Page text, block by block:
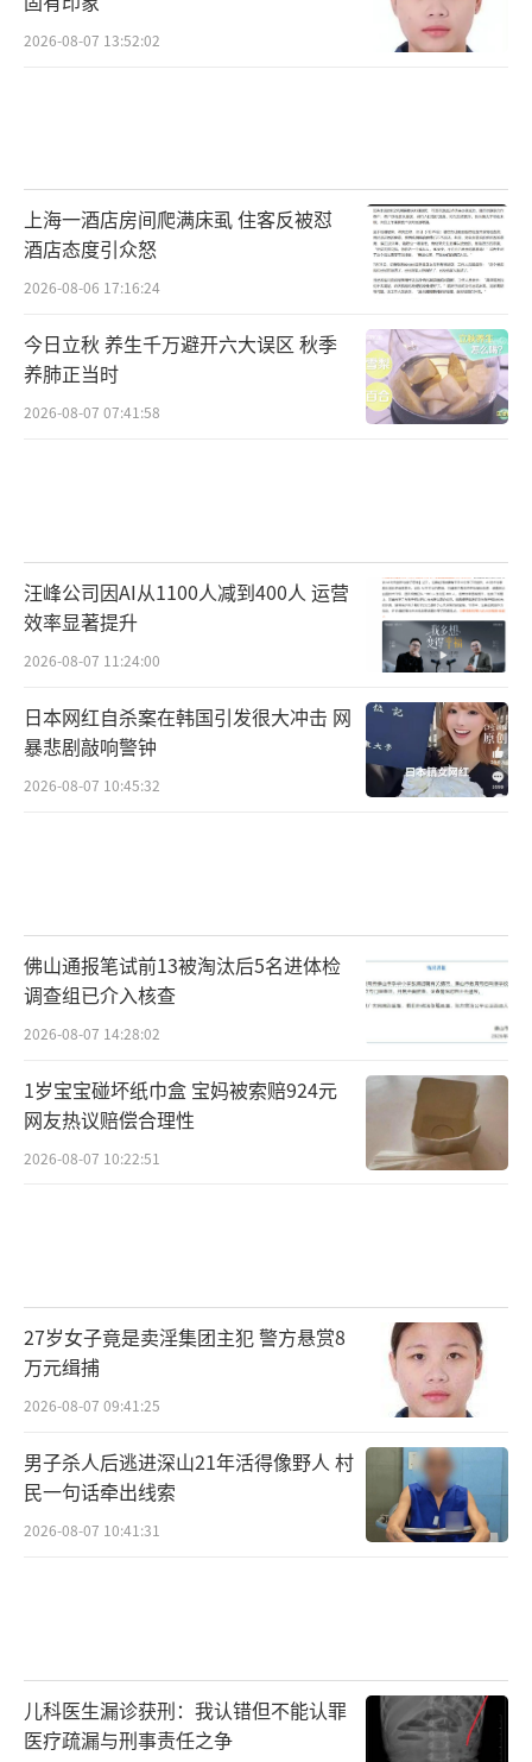
2026-08-07 13:52:02
上海一酒店房间爬满床虱 住客反被怼
酒店态度引众怒
2026-08-06 17:16:24
今日立秋 养生千万避开六大误区 秋季
养肺正当时
2026-08-07 07:41:58
汪峰公司因AI从1100人减到400人 运营
效率显著提升
2026-08-07 11:24:00
日本网红自杀案在韩国引发很大冲击 网
暴悲剧敲响警钟
2026-08-07 10:45:32
佛山通报笔试前13被淘汰后5名进体检
调查组已介入核查
2026-08-07 14:28:02
1岁宝宝碰坏纸巾盒 宝妈被索赔924元
网友热议赔偿合理性
2026-08-07 10:22:51
27岁女子竟是卖淫集团主犯 警方悬赏8
万元缉捕
2026-08-07 09:41:25
男子杀人后逃进深山21年活得像野人 村
民一句话牵出线索
2026-08-07 10:41:31
儿科医生漏诊获刑：我认错但不能认罪
医疗疏漏与刑事责任之争